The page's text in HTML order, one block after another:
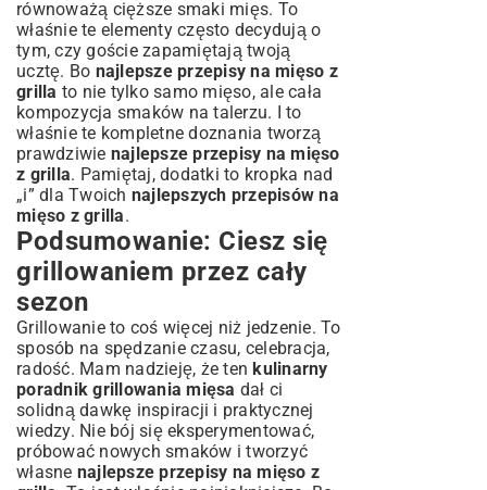
równoważą cięższe smaki mięs. To
właśnie te elementy często decydują o
tym, czy goście zapamiętają twoją
ucztę. Bo najlepsze przepisy na mięso z
grilla to nie tylko samo mięso, ale cała
kompozycja smaków na talerzu. I to
właśnie te kompletne doznania tworzą
prawdziwie najlepsze przepisy na mięso
z grilla. Pamiętaj, dodatki to kropka nad
„i” dla Twoich najlepszych przepisów na
mięso z grilla.
Podsumowanie: Ciesz się
grillowaniem przez cały
sezon
Grillowanie to coś więcej niż jedzenie. To
sposób na spędzanie czasu, celebracja,
radość. Mam nadzieję, że tenkulinarny
poradnik grillowania mięsa dał ci
solidną dawkę inspiracji i praktycznej
wiedzy. Nie bój się eksperymentować,
próbować nowych smaków i tworzyć
własne najlepsze przepisy na mięso z